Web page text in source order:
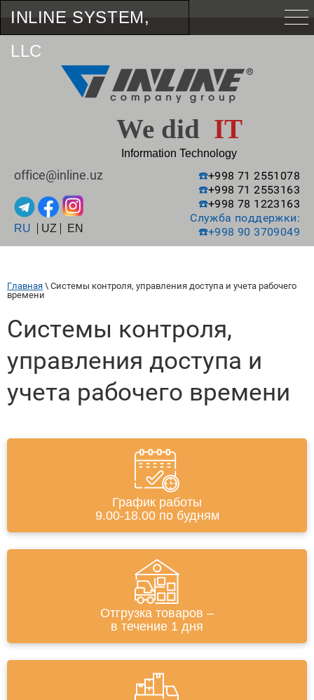
INLINE SYSTEM,
LLC
We did IT
Information Technology
office@inline.uz
RU UZ EN
☎️+998 71 2551078
☎️+998 71 2553163
☎️+998 78 1223163
Служба поддержки:
☎️+998 90 3709049
Главная \ Системы контроля, управления доступа и учета рабочего
времени
Системы контроля,
управления доступа и
учета рабочего времени
График работы
9.00-18.00 по будням
Отгрузка товаров –
в течение 1 дня